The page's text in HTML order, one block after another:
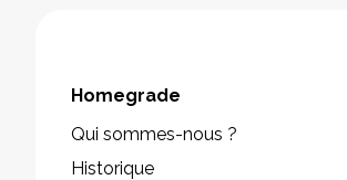
Homegrade
Qui sommes-nous ?
Historique